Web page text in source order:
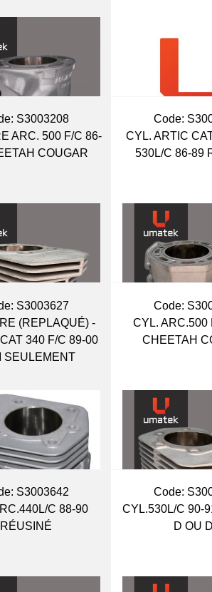
S3003208
ARC. 500 F/C 86-
COUGAR
Code:
CYL. ARTIC
530L/C 86-89
S3003627
(REPLAQUÉ) -
340 F/C 89-00
SEULEMENT
Code:
CYL. ARC.500
CHEETAH
S3003642
C 88-90
RÉUSINÉ
Code:
CYL.530L/C 90-
D OU